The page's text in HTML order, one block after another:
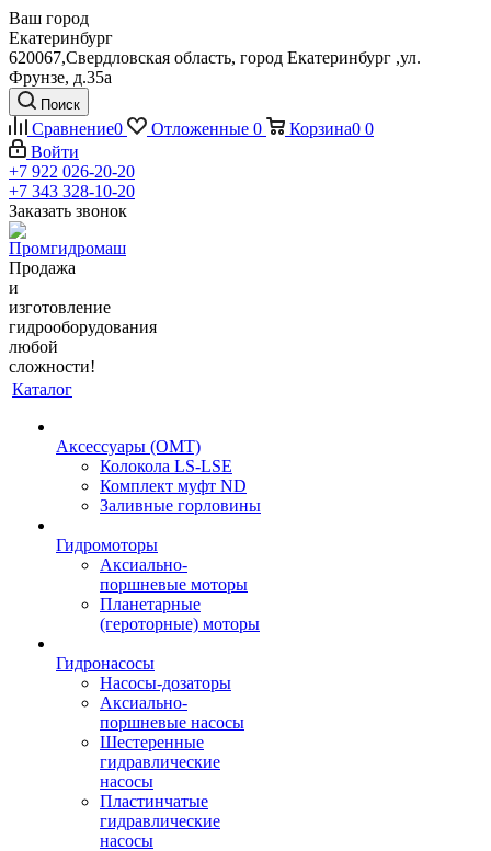
Ваш город
Екатеринбург
620067,Свердловская область, город Екатеринбург ,ул.
Фрунзе, д.35а
Поиск
Сравнение0 Отложенные 0 Корзина0 0
Войти
+7 922 026-20-20
+7 343 328-10-20
Заказать звонок
Продажа
и
изготовление
гидрооборудования
любой
сложности!
Каталог
Аксессуары (OMT)
Колокола LS-LSE
Комплект муфт ND
Заливные горловины
Гидромоторы
Аксиально-
поршневые моторы
Планетарные
(героторные) моторы
Гидронасосы
Насосы-дозаторы
Аксиально-
поршневые насосы
Шестеренные
гидравлические
насосы
Пластинчатые
гидравлические
насосы